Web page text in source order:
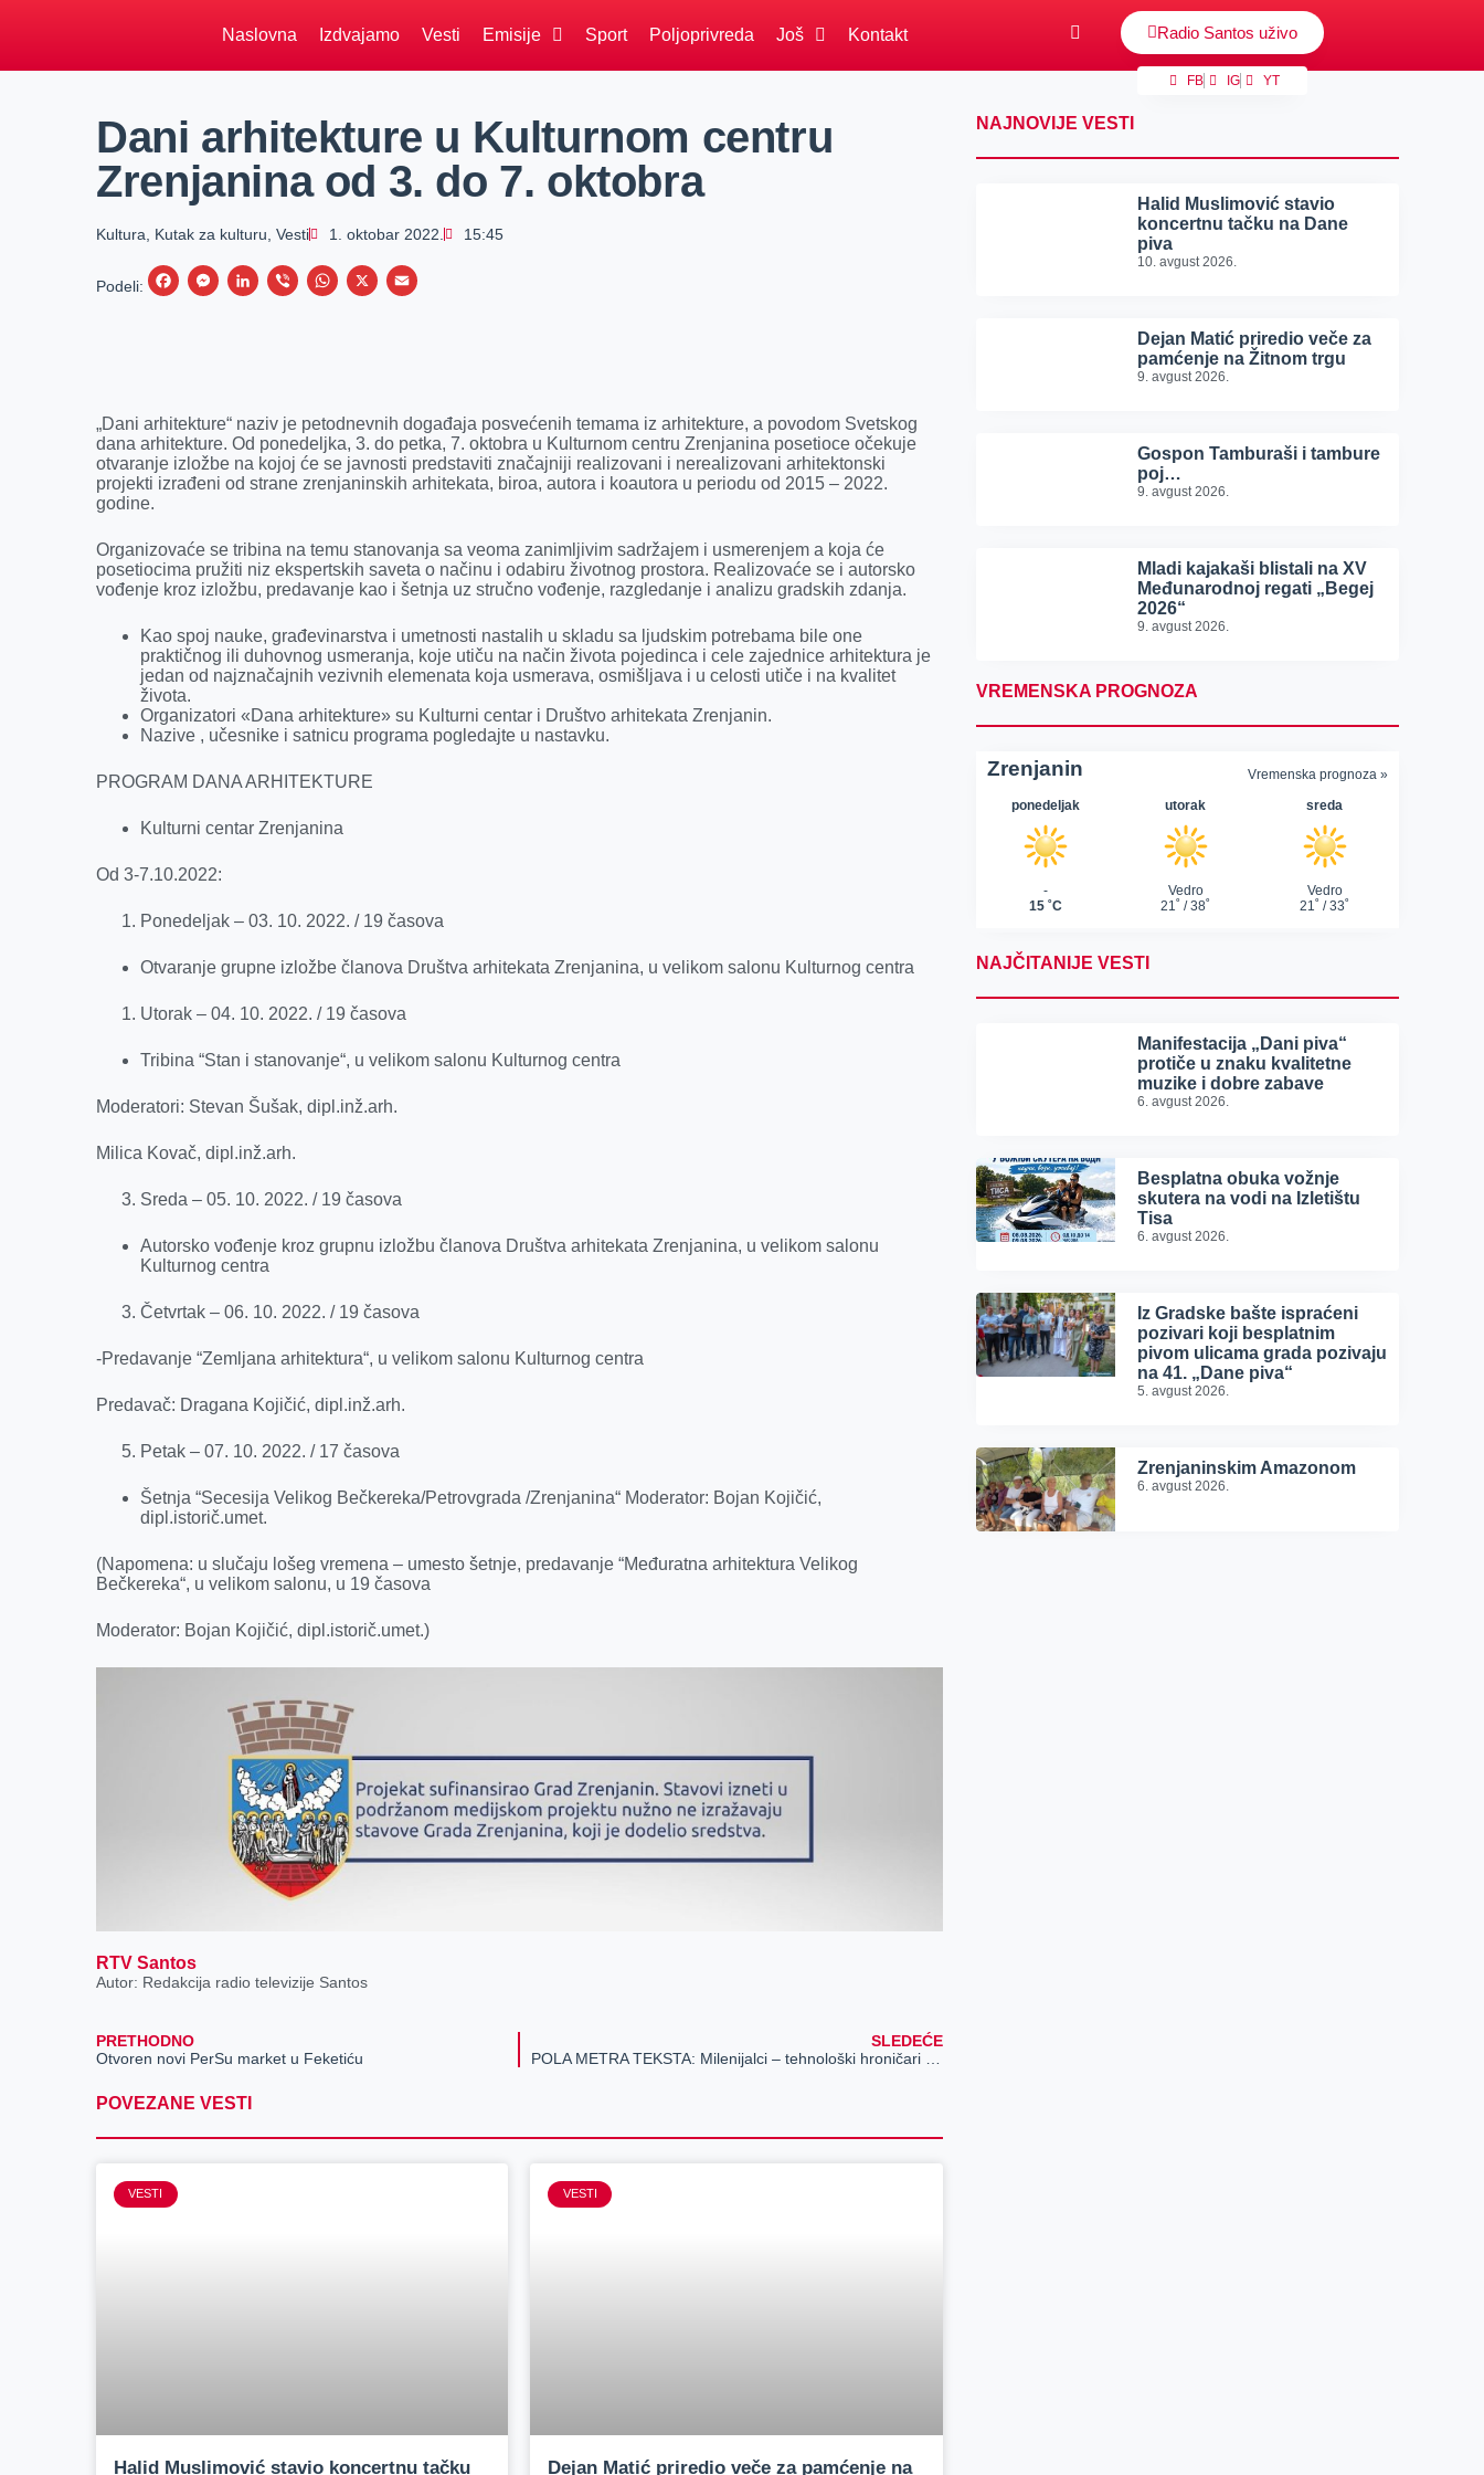
Naslovna Izdvajamo Vesti Emisije Sport Poljoprivreda Još Kontakt Radio Santos uživo
FB IG YT
Dani arhitekture u Kulturnom centru
Zrenjanina od 3. do 7. oktobra
Kultura Kutak za kulturu ,Vesti 1. oktobar 2022. 15:45
Podeli:
F
o
o
M
n
g
L
d
I
V
W
A
p
p
X
„Dani arhitekture“ naziv je petodnevnih događaja posvećenih temama iz arhitekture, a povodom Svetskog
dana arhitekture. Od ponedeljka, 3. do petka, 7. oktobra u Kulturnom centru Zrenjanina posetioce očekuje
otvaranje izložbe na kojoj će se javnosti predstaviti značajniji realizovani i nerealizovani arhitektonski
projekti izrađeni od strane zrenjaninskih arhitekata, biroa, autora i koautora u periodu od 2015 – 2022.
godine.
Organizovaće se tribina na temu stanovanja sa veoma zanimljivim sadržajem i usmerenjem a koja će
posetiocima pružiti niz ekspertskih saveta o načinu i odabiru životnog prostora. Realizovaće se i autorsko
vođenje kroz izložbu, predavanje kao i šetnja uz stručno vođenje, razgledanje i analizu gradskih zdanja.
Kao spoj nauke, građevinarstva i umetnosti nastalih u skladu sa ljudskim potrebama bile one
praktičnog ili duhovnog usmeranja, koje utiču na način života pojedinca i cele zajednice arhitektura je
jedan od najznačajnih vezivnih elemenata koja usmerava, osmišljava i u celosti utiče i na kvalitet
života.
Organizatori «Dana arhitekture» su Kulturni centar i Društvo arhitekata Zrenjanin.
Nazive , učesnike i satnicu programa pogledajte u nastavku.
PROGRAM DANA ARHITEKTURE
Kulturni centar Zrenjanina
Od 3-7.10.2022:
Ponedeljak – 03. 10. 2022. / 19 časova
Otvaranje grupne izložbe članova Društva arhitekata Zrenjanina, u velikom salonu Kulturnog centra
Utorak – 04. 10. 2022. / 19 časova
Tribina “Stan i stanovanje“, u velikom salonu Kulturnog centra
Moderatori: Stevan Šušak, dipl.inž.arh.
Milica Kovač, dipl.inž.arh.
Sreda – 05. 10. 2022. / 19 časova
Autorsko vođenje kroz grupnu izložbu članova Društva arhitekata Zrenjanina, u velikom salonu
Kulturnog centra
Četvrtak – 06. 10. 2022. / 19 časova
-Predavanje “Zemljana arhitektura“, u velikom salonu Kulturnog centra
Predavač: Dragana Kojičić, dipl.inž.arh.
Petak – 07. 10. 2022. / 17 časova
Šetnja “Secesija Velikog Bečkereka/Petrovgrada /Zrenjanina“ Moderator: Bojan Kojičić,
dipl.istorič.umet.
(Napomena: u slučaju lošeg vremena – umesto šetnje, predavanje “Međuratna arhitektura Velikog
Bečkereka“, u velikom salonu, u 19 časova
Moderator: Bojan Kojičić, dipl.istorič.umet.)
RTV Santos
Autor: Redakcija radio televizije Santos
PRETHODNO
Otvoren novi PerSu market u Feketiću
SLEDEĆE
POVEZANE VESTI
VESTI
Halid Muslimović stavio koncertnu tačku
VESTI
Dejan Matić priredio veče za pamćenje na
NAJNOVIJE VESTI
Halid Muslimović stavio
koncertnu tačku na Dane
piva
10. avgust 2026.
Dejan Matić priredio veče za
pamćenje na Žitnom trgu
9. avgust 2026.
Gospon Tamburaši i tambure
poj…
9. avgust 2026.
Mladi kajakaši blistali na XV
Međunarodnoj regati „Begej
2026“
9. avgust 2026.
VREMENSKA PROGNOZA
NAJČITANIJE VESTI
Manifestacija „Dani piva“
protiče u znaku kvalitetne
muzike i dobre zabave
6. avgust 2026.
Besplatna obuka vožnje
skutera na vodi na Izletištu
Tisa
6. avgust 2026.
Iz Gradske bašte ispraćeni
pozivari koji besplatnim
pivom ulicama grada pozivaju
na 41. „Dane piva“
5. avgust 2026.
Zrenjaninskim Amazonom
6. avgust 2026.